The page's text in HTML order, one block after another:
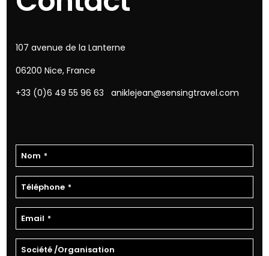
107 avenue de la Lanterne
06200 Nice, France
+33 (0)6 49 55 96 63
aniklejean@sensingtravel.com
Nom *
Téléphone *
Email *
Société /Organisation